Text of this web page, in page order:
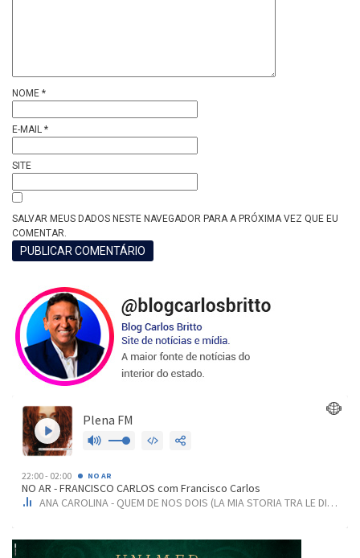
NOME *
E-MAIL *
SITE
SALVAR MEUS DADOS NESTE NAVEGADOR PARA A PRÓXIMA VEZ QUE EU
COMENTAR.